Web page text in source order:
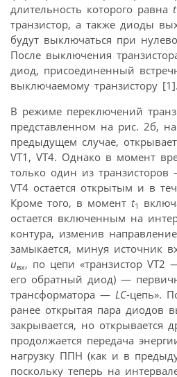
длительность которого равна t
транзистор, а также диоды
будут выключаться при
После выключения
диод, присоединенный
выключаемому транзистору [1].
В режиме переключений
представленном на рис. 2б,
предыдущем случае,
VT1, VT4. Однако в момент
только один из транзисторов
VT4 остается открытым и в
Кроме того, в момент t1
остается включенным на
контура, изменив
замыкается, минуя источник
uвх, по цепи «транзистор VT2
его обратный диод) —
трансформатора — LC-цепь».
ранее открытая пара диодов
закрывается, но открывается
продолжается передача
нагрузку ППН (как и в
поскольку теперь на